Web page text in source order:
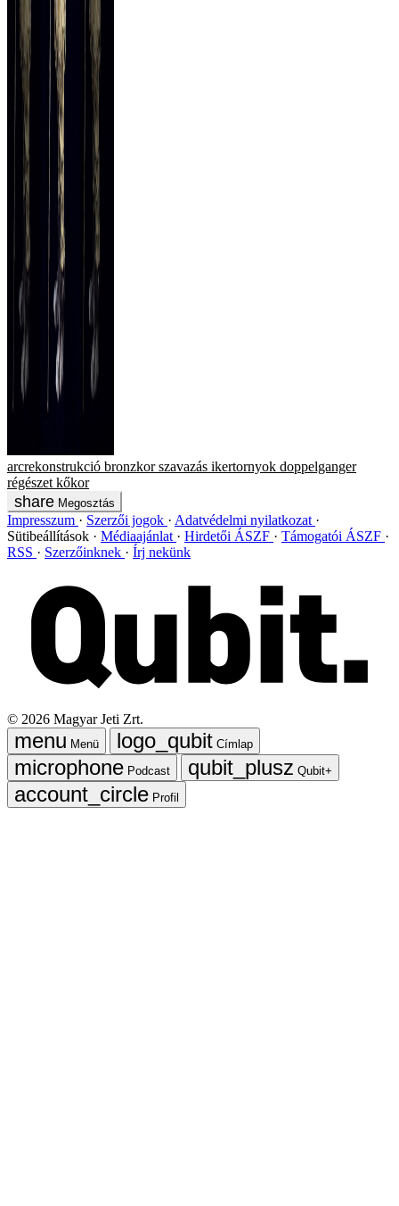
arcrekonstrukció bronzkor szavazás ikertornyok doppelganger
régészet kőkor
Megosztás
Impresszum Szerzői jogok
Adatvédelmi nyilatkozat
Sütibeállítások
Médiaajánlat Hirdetői ÁSZF
Támogatói ÁSZF
RSS
Szerzőinknek Írj nekünk
© 2026 Magyar Jeti Zrt.
Menü
Címlap
Podcast
Qubit+
Profil